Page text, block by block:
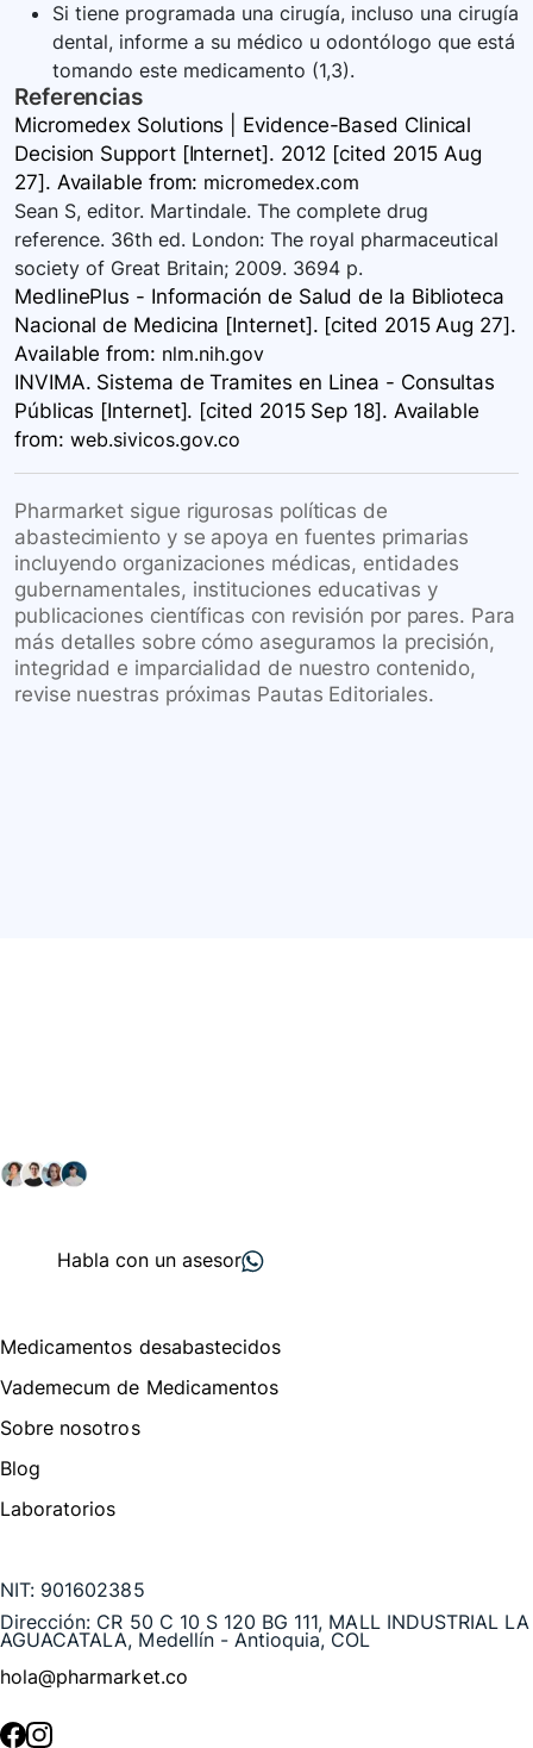
Si tiene programada una cirugía, incluso una cirugía
dental, informe a su médico u odontólogo que está
tomando este medicamento (1,3).
Referencias
Micromedex Solutions | Evidence-Based Clinical
Decision Support [Internet]. 2012 [cited 2015 Aug
27]. Available from: micromedex.com
Sean S, editor. Martindale. The complete drug
reference. 36th ed. London: The royal pharmaceutical
society of Great Britain; 2009. 3694 p.
MedlinePlus - Información de Salud de la Biblioteca
Nacional de Medicina [Internet]. [cited 2015 Aug 27].
Available from: nlm.nih.gov
INVIMA. Sistema de Tramites en Linea - Consultas
Públicas [Internet]. [cited 2015 Sep 18]. Available
from: web.sivicos.gov.co
Pharmarket sigue rigurosas políticas de
abastecimiento y se apoya en fuentes primarias
incluyendo organizaciones médicas, entidades
gubernamentales, instituciones educativas y
publicaciones científicas con revisión por pares. Para
más detalles sobre cómo aseguramos la precisión,
integridad e imparcialidad de nuestro contenido,
revise nuestras próximas Pautas Editoriales.
Habla con un asesor
Medicamentos desabastecidos
Vademecum de Medicamentos
Sobre nosotros
Blog
Laboratorios
NIT: 901602385
Dirección: CR 50 C 10 S 120 BG 111, MALL INDUSTRIAL LA
AGUACATALA, Medellín - Antioquia, COL
hola@pharmarket.co